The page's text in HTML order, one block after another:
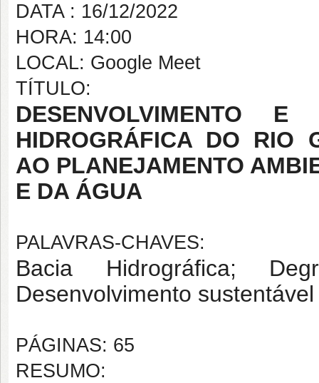
DATA : 16/12/2022
HORA: 14:00
LOCAL: Google Meet
TÍTULO:
DESENVOLVIMENTO
HIDROGRÁFICA DO RIO
AO PLANEJAMENTO
E DA ÁGUA
PALAVRAS-CHAVES:
Bacia Hidrográfica;
Desenvolvimento sustentável
PÁGINAS: 65
RESUMO: